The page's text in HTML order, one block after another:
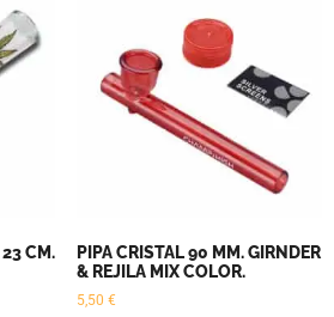
CM.
PIPA CRISTAL 90 MM. GIRNDER
& REJILA MIX COLOR.
5,50 €